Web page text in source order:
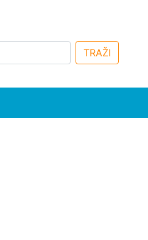
TRAŽI